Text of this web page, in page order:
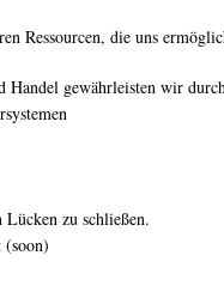
Ressourcen, die uns
Handel gewährleisten wir
zu schließen.